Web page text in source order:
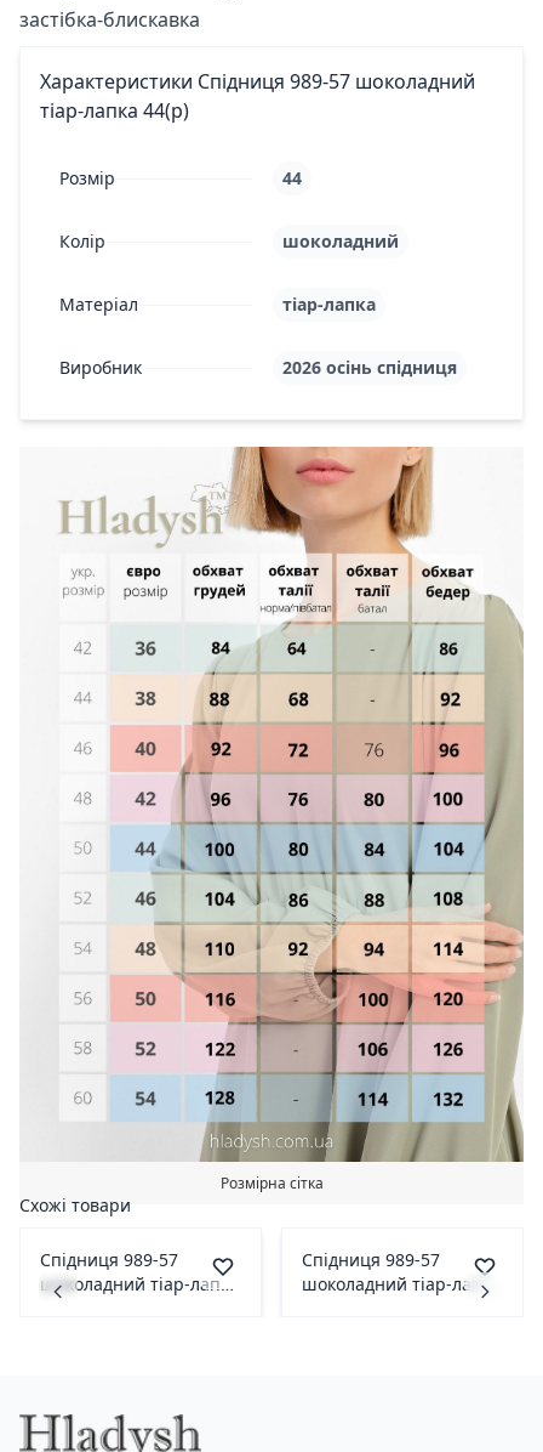
застібка-блискавка
Характеристики Спідниця 989-57 шоколадний
тіар-лапка 44(р)
Розмір 44
Колір шоколадний
Матеріал тіар-лапка
Виробник 2026 осінь спідниця
Розмірна сітка
Схожі товари
Спідниця 989-57
шоколадний тіар-лапка
Спідниця 989-57
шоколадний тіар-лапка